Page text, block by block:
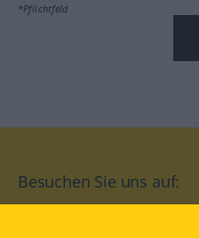
*Pflichtfeld
Besuchen Sie uns auf: